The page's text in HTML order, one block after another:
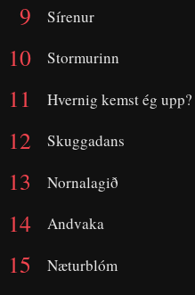
Sírenur
Stormurinn
Hvernig kemst ég upp?
Skuggadans
Nornalagið
Andvaka
Næturblóm